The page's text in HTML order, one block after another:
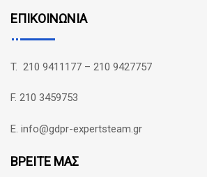
ΕΠΙΚΟΙΝΩΝΙΑ
T. 210 9411177 – 210 9427757
F. 210 3459753
E. info@gdpr-expertsteam.gr
ΒΡΕΙΤΕ ΜΑΣ